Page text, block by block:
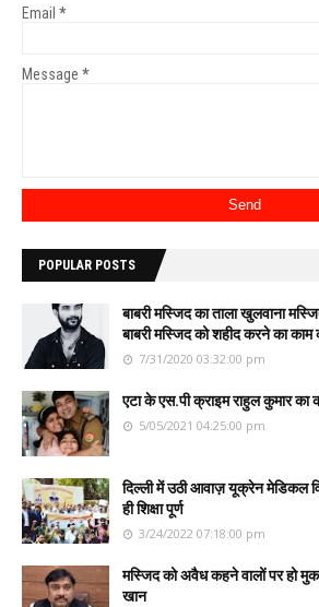
Email *
Message *
POPULAR POSTS
बाबरी मस्जिद का ताला खुलवाना
बाबरी मस्जिद को शहीद करने का काम
7/31/2020 03:32:00 pm
एटा के एस.पी क्राइम राहुल कुमार का
5/05/2021 04:25:00 pm
दिल्ली में उठी आवाज़ यूक्रेन मेडिकल
ही शिक्षा पूर्ण
3/24/2022 07:18:00 pm
मस्जिद को अवैध कहने वालों पर हो
खान